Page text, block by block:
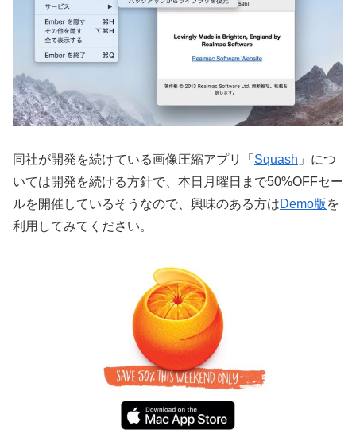
同社が開発を続けている画像圧縮アプリ「 Squash 」につ
いては開発を続ける方針で、本日月曜日まで50%OFFセー
ルを開催しているそうなので、興味のある方はDemo版 を
利用してみてください。